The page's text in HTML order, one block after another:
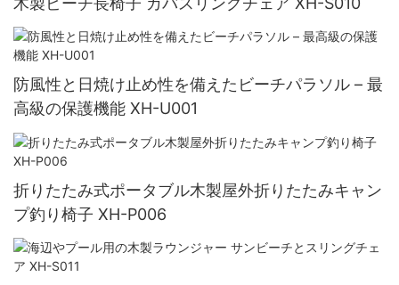
防風性と日焼け止め性を備えたビーチパラソル – 最
高級の保護機能 XH-U001
折りたたみ式ポータブル木製屋外折りたたみキャン
プ釣り椅子 XH-P006